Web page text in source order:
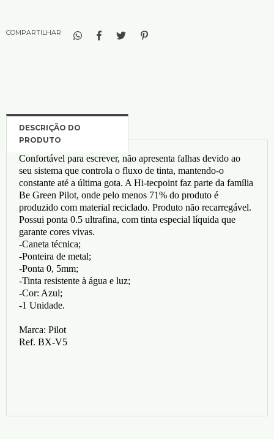
COMPARTILHAR
Confortável para escrever, não apresenta falhas devido ao
seu sistema que controla o fluxo de tinta, mantendo-o
constante até a última gota. A Hi-tecpoint faz parte da família
Be Green Pilot, onde pelo menos 71% do produto é
produzido com material reciclado. Produto não recarregável.
Possui ponta 0.5 ultrafina, com tinta especial líquida que
garante cores vivas.
-Caneta técnica;
-Ponteira de metal;
-Ponta 0, 5mm;
-Tinta resistente à água e luz;
-Cor: Azul;
-1 Unidade.
Marca: Pilot
Ref. BX-V5